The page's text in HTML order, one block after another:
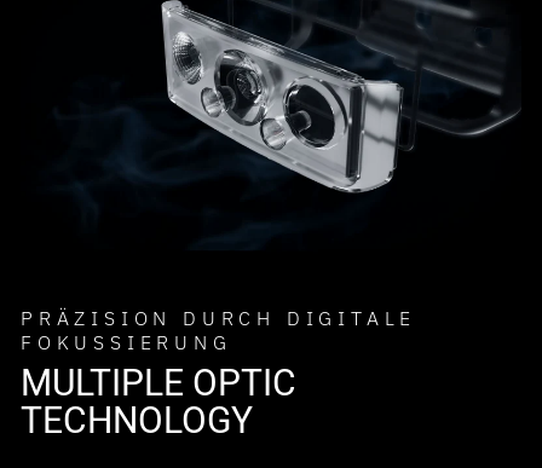
PRÄZISION DURCH DIGITALE
FOKUSSIERUNG
MULTIPLE OPTIC
TECHNOLOGY